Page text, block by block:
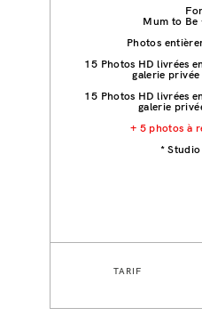
Mum to Be
Photos
15 Photos HD livrées
galerie
15 Photos HD livrées
galerie
+ 5 photos à
* Studio
TARIF